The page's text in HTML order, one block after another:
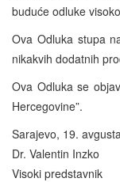
buduće odluke
Ova Odluka stupa
nikakvih dodatnih
Ova Odluka se
Hercegovine”.
Sarajevo, 19.
Dr. Valentin Inzko
Visoki predstavnik